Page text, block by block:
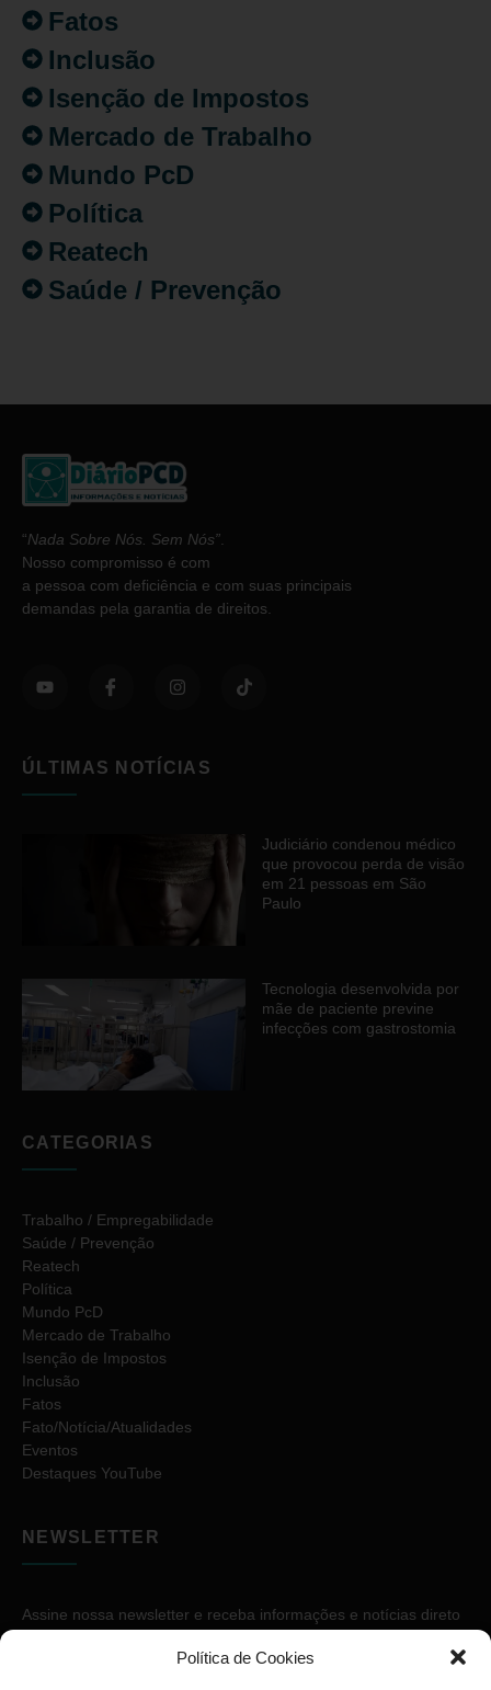
Política de Cookies
Fatos
Inclusão
Isenção de Impostos
Mercado de Trabalho
Mundo PcD
Política
Reatech
Saúde / Prevenção
“Nada Sobre Nós. Sem Nós”.
Nosso compromisso é com
a pessoa com deficiência e com suas principais
demandas pela garantia de direitos.
ÚLTIMAS NOTÍCIAS
Judiciário condenou médico
que provocou perda de visão
em 21 pessoas em São
Paulo
Tecnologia desenvolvida por
mãe de paciente previne
infecções com gastrostomia
CATEGORIAS
Trabalho / Empregabilidade
Saúde / Prevenção
Reatech
Política
Mundo PcD
Mercado de Trabalho
Isenção de Impostos
Inclusão
Fatos
Fato/Notícia/Atualidades
Eventos
Destaques YouTube
NEWSLETTER
Assine nossa newsletter e receba informações e notícias direto